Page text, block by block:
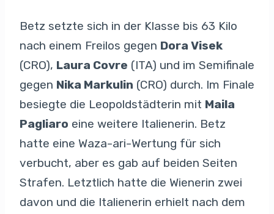
Betz setzte sich in der Klasse bis 63 Kilo
nach einem Freilos gegen Dora Visek
(CRO), Laura Covre (ITA) und im Semifinale
gegen Nika Markulin (CRO) durch. Im Finale
besiegte die Leopoldstädterin mit Maila
Pagliaro eine weitere Italienerin. Betz
hatte eine Waza-ari-Wertung für sich
verbucht, aber es gab auf beiden Seiten
Strafen. Letztlich hatte die Wienerin zwei
davon und die Italienerin erhielt nach dem